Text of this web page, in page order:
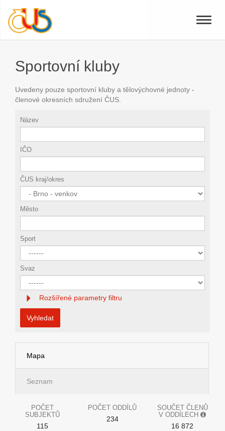
Toggle
Sportovní kluby
Uvedeny pouze sportovní kluby a tělovýchovné jednoty -
členové okresních sdružení ČUS.
Název
IČO
ČUS kraj/okres
Město
Sport
Svaz
Rozšířené parametry filtru
Vyhledat
Mapa
Seznam
POČET
SUBJEKTŮ
115
POČET ODDÍLŮ
234
SOUČET ČLENŮ
V ODDÍLECH
16 872